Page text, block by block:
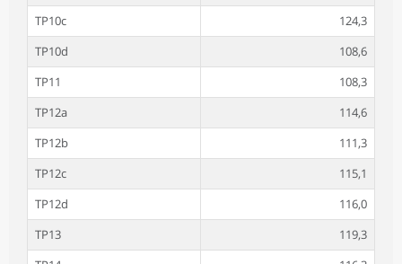
TP10c
124,3
TP10d
108,6
TP11
108,3
TP12a
114,6
TP12b
111,3
TP12c
115,1
TP12d
116,0
TP13
119,3